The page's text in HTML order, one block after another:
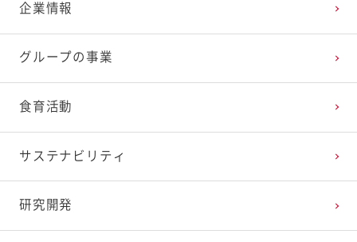
企業情報
グループの事業
食育活動
サステナビリティ
研究開発